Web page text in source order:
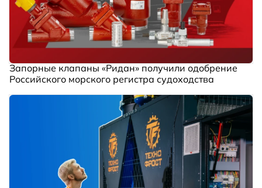
Запорные клапаны «Ридан» получили одобрение
Российского морского регистра судоходства